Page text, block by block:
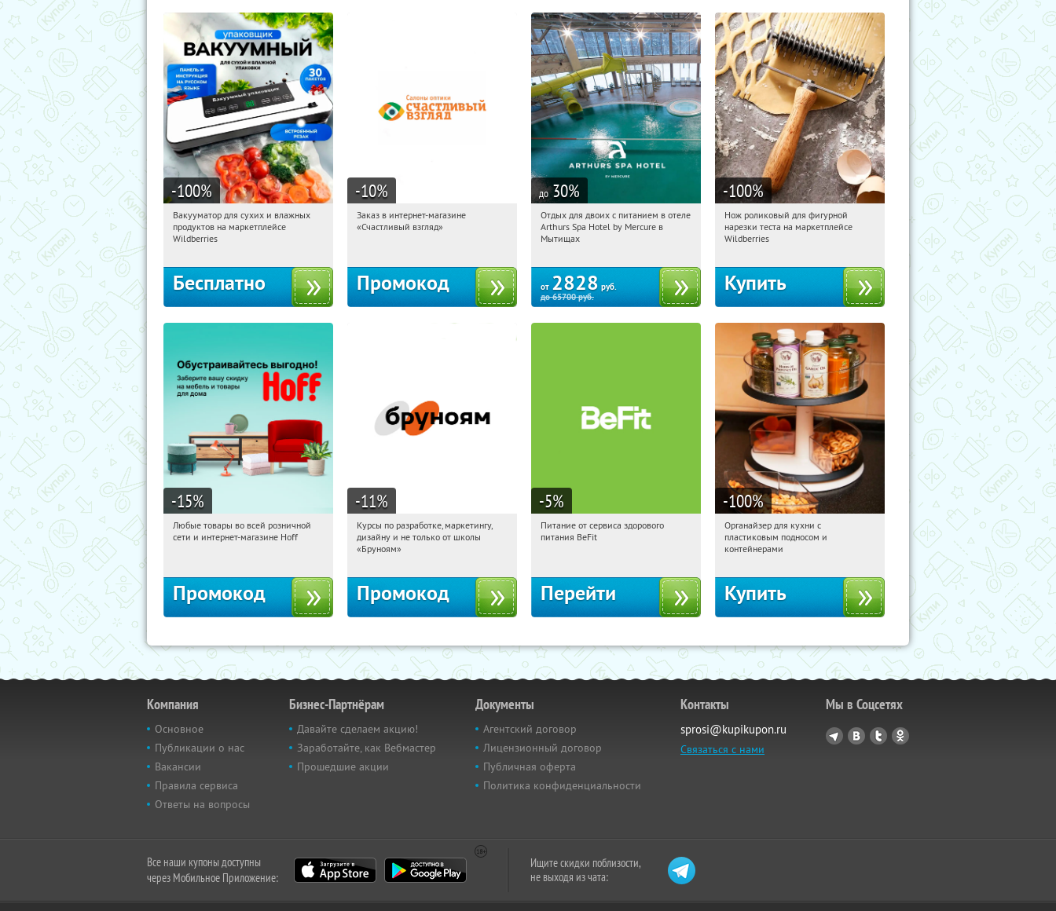
-100%
10:43:14 Получили:178
Россия
Вакууматор для сухих и влажных
продуктов на маркетплейсе
Wildberries
Бесплатно
-10%
10:43:14
Получи первым!
Заказ в интернет-магазине
«Счастливый взгляд»
Промокод
до 30%
10:43:14
Купи первым!
Московская обл., г. Мытищи, д.
Отдых для двоих с питанием в отеле
Arthurs Spa Hotel by Mercure в
Мытищах
от 2828 руб.
до65700руб.
-100%
10:43:14 Получили:
Россия
Нож роликовый для фигурной
нарезки теста на маркетплейсе
Wildberries
Купить
-15%
10:43:14 Получили:
Любые товары во всей розничной
сети и интернет-магазине Hoff
Промокод
-11%
10:43:14
Получи первым!
Россия
Курсы по разработке, маркетингу,
дизайну и не только от школы
«Бруноям»
Промокод
-5%
10:43:14
Получи первым!
Питание от сервиса здорового
питания BeFit
Перейти
-100%
10:43:14 Получили:
Россия
Органайзер для кухни с
пластиковым подносом и
контейнерами
Купить
Компания
Основное
Публикации о нас
Вакансии
Правила сервиса
Ответы на вопросы
Бизнес-Партнёрам
Давайте сделаем акцию!
Заработайте, как Вебмастер
Прошедшие акции
Документы
Агентский договор
Лицензионный договор
Публичная оферта
Политика конфиденциальности
Контакты
sprosi@kupikupon.ru
Связаться с нами
Мы в Соцсетях
Все наши купоны доступны
через Мобильное Приложение:
Ищите скидки поблизости,
не выходя из чата: